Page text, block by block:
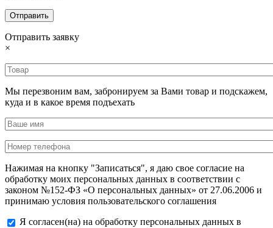
Отправить заявку
×
Мы перезвоним вам, забронируем за Вами товар и подскажем,
куда и в какое время подъехать
Нажимая на кнопку "Записаться", я даю свое согласие на
обработку моих персональных данных в соответствии с
законом №152-ФЗ «О персональных данных» от 27.06.2006 и
принимаю условия пользовательского соглашения
Я согласен(на) на обработку персональных данных в